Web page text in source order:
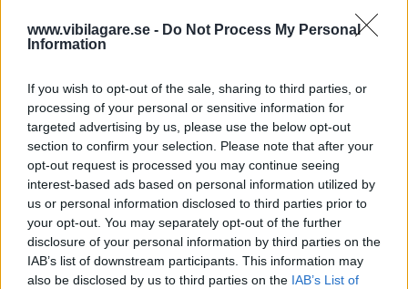
www.vibilagare.se - Do Not Process My Personal
Information
If you wish to opt-out of the sale, sharing to third parties, or
processing of your personal or sensitive information for
targeted advertising by us, please use the below opt-out
section to confirm your selection. Please note that after your
opt-out request is processed you may continue seeing
interest-based ads based on personal information utilized by
us or personal information disclosed to third parties prior to
your opt-out. You may separately opt-out of the further
disclosure of your personal information by third parties on the
IAB’s list of downstream participants. This information may
also be disclosed by us to third parties on the IAB’s List of
Kia utmanar i kombiklassen – blir omkörd
av ”gamlingen”